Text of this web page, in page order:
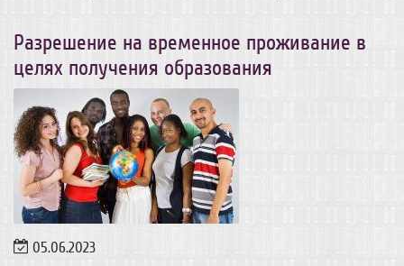
Разрешение на временное проживание в
целях получения образования
05.06.2023